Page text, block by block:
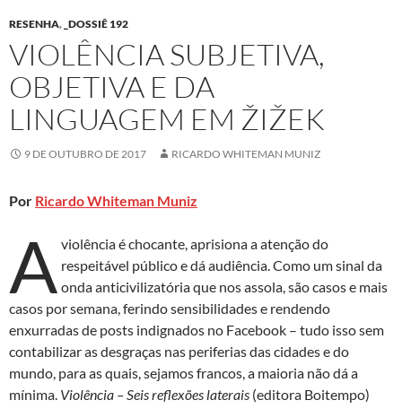
RESENHA, _DOSSIÊ 192
VIOLÊNCIA SUBJETIVA,
OBJETIVA E DA
LINGUAGEM EM ŽIŽEK
9 DE OUTUBRO DE 2017 RICARDO WHITEMAN MUNIZ
Por Ricardo Whiteman Muniz
A violência é chocante, aprisiona a atenção do
respeitável público e dá audiência. Como um sinal da
onda anticivilizatória que nos assola, são casos e mais
casos por semana, ferindo sensibilidades e rendendo
enxurradas de posts indignados no Facebook – tudo isso sem
contabilizar as desgraças nas periferias das cidades e do
mundo, para as quais, sejamos francos, a maioria não dá a
mínima. Violência – Seis reflexões laterais (editora Boitempo)